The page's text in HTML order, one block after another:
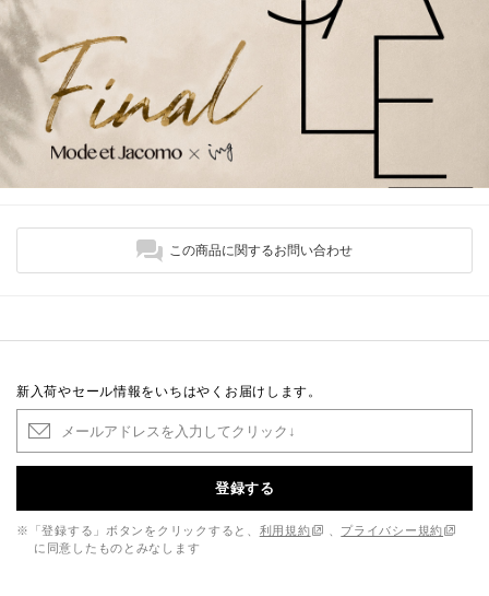
この商品に関するお問い合わせ
新入荷やセール情報をいちはやくお届けします。
登録する
※「登録する」ボタンをクリックすると、 利用規約
プライバシー規約
に同意したものとみなします